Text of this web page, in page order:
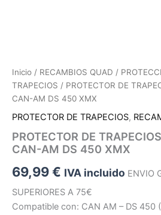
Inicio / RECAMBIOS QUAD /
TRAPECIOS / PROTECTOR DE
CAN-AM DS 450 XMX
PROTECTOR DE TRAPECIOS,
PROTECTOR DE
CAN-AM DS 450 XMX
69,99€ IVA incluido ENVIO
SUPERIORES A 75€
Compatible con: CAN AM – DS